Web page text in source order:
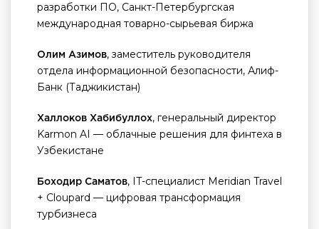
разработки ПО, Санкт-Петербургская
международная товарно-сырьевая биржа
Олим Азимов, заместитель руководителя
отдела информационной безопасности, Алиф-
Банк (Таджикистан)
Халлоков Хабибуллох, генеральный директор
Karmon AI — облачные решения для финтеха в
Узбекистане
Боходир Саматов, IT-специалист Meridian Travel
+ Cloupard — цифровая трансформация
турбизнеса